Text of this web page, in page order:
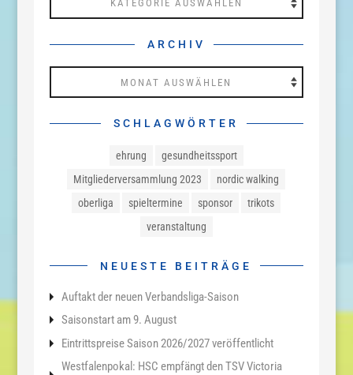
ARCHIV
SCHLAGWÖRTER
ehrung
gesundheitssport
Mitgliederversammlung 2023
nordic walking
oberliga
spieltermine sponsor
trikots
veranstaltung
NEUESTE BEITRÄGE
Auftakt der neuen Verbandsliga-Saison
Saisonstart am 9. August
Eintrittspreise Saison 2026/2027 veröffentlicht
Westfalenpokal: HSC empfängt den TSV Victoria